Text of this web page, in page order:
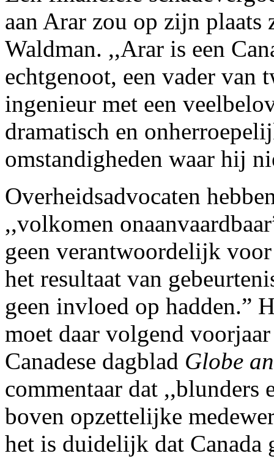
aan Arar zou op zijn
Waldman. ,,Arar is een
echtgenoot, een vader van
ingenieur met een
dramatisch en
omstandigheden waar hij
Overheidsadvocaten
,,volkomen
geen verantwoordelijk
het resultaat van
geen invloed op hadden.”
moet daar volgend
Canadese dagblad Globe
commentaar dat
boven opzettelijke
het is duidelijk dat Canada